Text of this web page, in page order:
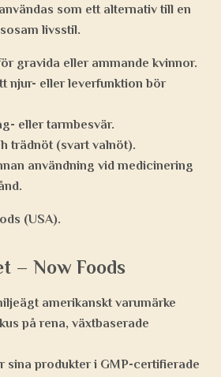
som ett alternativ till en
livsstil.
gravida eller ammande kvinnor.
njur- eller leverfunktion bör
eller tarmbesvär.
trädnöt (svart valnöt).
användning vid medicinering
(USA).
– Now Foods
amerikanskt varumärke
på rena, växtbaserade
sina produkter i GMP-certifierade